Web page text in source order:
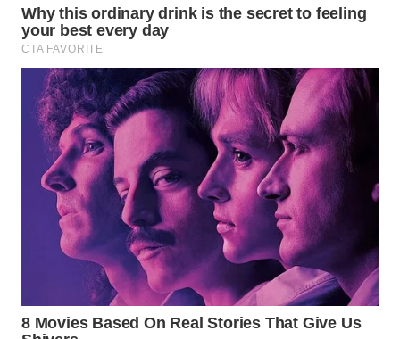
NATUNA
WN
BINTAN
WN
MANDALIKA
WN
LIKUPANG
WN
LABUANBAJO
WN